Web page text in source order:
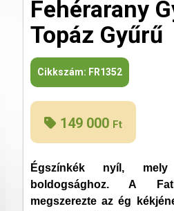
Fehérarany
Topáz Gyűrű
Cikkszám: FR1352
149 000 Ft
Égszínkék nyíl,
boldogsághoz. A
megszerezte az ég